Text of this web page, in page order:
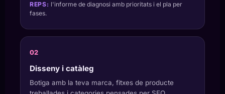
REPS: l'informe de diagnosi amb prioritats i el pla per
fases.
Disseny i catàleg
Botiga amb la teva marca, fitxes de producte